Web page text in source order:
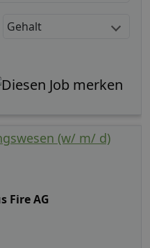
Gehalt
(w/ m/ d)
Fire AG